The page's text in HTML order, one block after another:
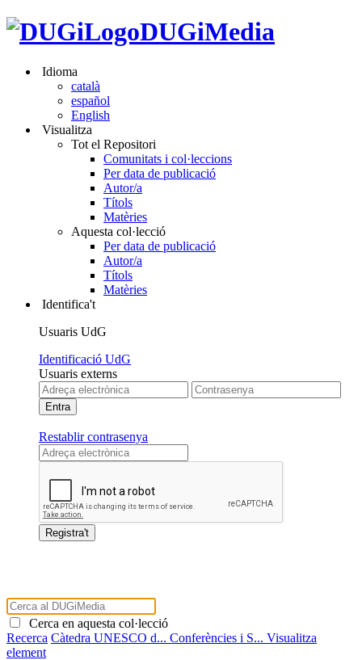
DUGiMedia
Idioma
català
español
English
Visualitza
Tot el Repositori
Comunitats i col·leccions
Per data de publicació
Autor/a
Títols
Matèries
Aquesta col·lecció
Per data de publicació
Autor/a
Títols
Matèries
Identifica't
Usuaris UdG
Identificació UdG
Usuaris externs
Restablir contrasenya
Cerca en aquesta col·lecció
Recerca Càtedra UNESCO d... Conferències i S... Visualitza
element